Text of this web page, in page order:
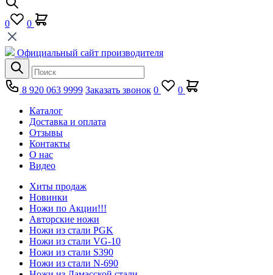
0 0
Официальный сайт производителя
8 920 063 9999 Заказать звонок 0
0
Каталог
Доставка и оплата
Отзывы
Контакты
О нас
Видео
Хиты продаж
Новинки
Ножи по Акции!!!
Авторские ножи
Ножи из стали PGK
Ножи из стали VG-10
Ножи из стали S390
Ножи из стали N-690